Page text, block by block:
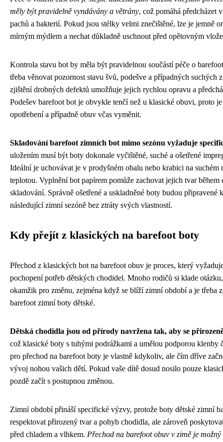
měly být pravidelně vyndávány a větrány, což pomáhá předcházet
pachů a bakterií. Pokud jsou stélky velmi znečištěné, lze je jemně
mírným mýdlem a nechat důkladně uschnout před opětovným
Kontrola stavu bot by měla být pravidelnou součástí péče o
třeba věnovat pozornost stavu švů, podešve a případných suchých
zjištění drobných defektů umožňuje jejich rychlou opravu a
Podešev barefoot bot je obvykle tenčí než u klasické obuvi, proto
opotřebení a případně obuv včas vyměnit.
Skladování barefoot zimních bot mimo sezónu vyžaduje
uložením musí být boty dokonale vyčištěné, suché a ošetřené
Ideální je uchovávat je v prodyšném obalu nebo krabici na suchém
teplotou. Vyplnění bot papírem pomůže zachovat jejich tvar během
skladování. Správně ošetřené a uskladněné boty budou připravené
následující zimní sezóně bez ztráty svých vlastností.
Kdy přejít z klasických na barefoot boty
Přechod z klasických bot na barefoot obuv je proces, který
pochopení potřeb dětských chodidel. Mnoho rodičů si klade
okamžik pro změnu, zejména když se blíží zimní období a je třeba
barefoot zimní boty dětské.
Dětská chodidla jsou od přírody navržena tak, aby se
což klasické boty s tuhými podrážkami a umělou podporou klenby
pro přechod na barefoot boty je vlastně kdykoliv, ale čím dříve
vývoj nohou vašich dětí. Pokud vaše dítě dosud nosilo pouze
pozdě začít s postupnou změnou.
Zimní období přináší specifické výzvy, protože boty dětské zimní
respektovat přirozený tvar a pohyb chodidla, ale zároveň
před chladem a vlhkem. Přechod na barefoot obuv v zimě je